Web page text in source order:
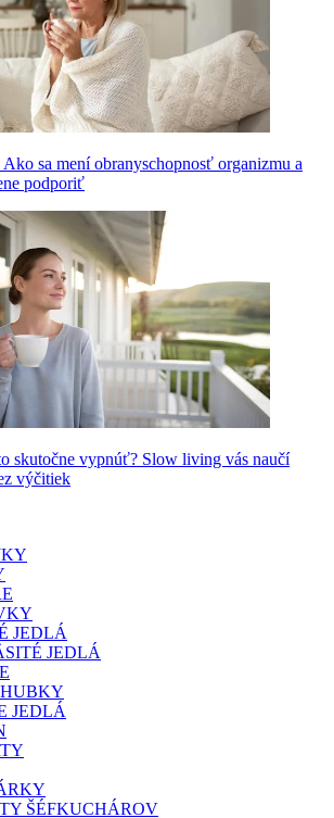
sa mení obranyschopnosť organizmu a
podporiť
skutočne vypnúť? Slow living vás naučí
výčitiek
JEDLÁ
JEDLÁ
JEDLÁ
ŠÉFKUCHÁROV